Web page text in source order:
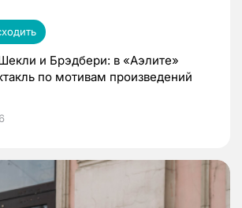
и Брэдбери: в «Аэлите»
по мотивам произведений